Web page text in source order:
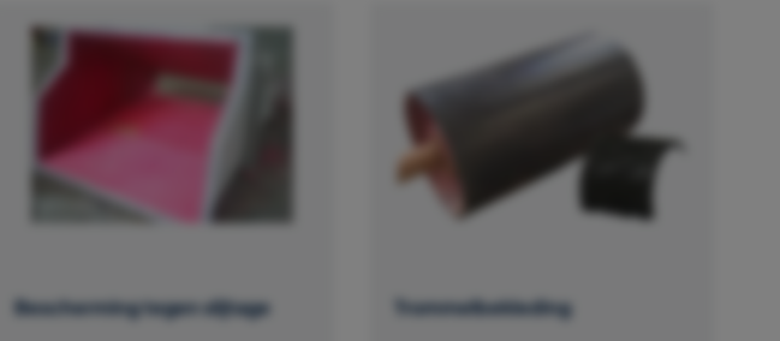
Bescherming tegen slijtage Trommelbekleding